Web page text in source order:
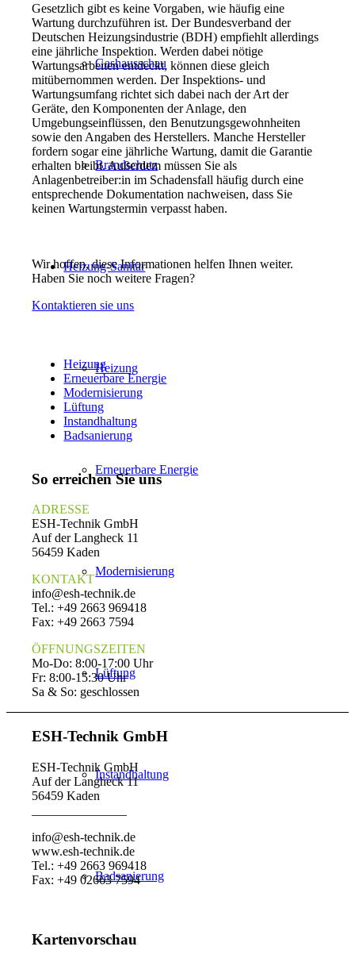
Gashausschau
Brandschutz
Heizung-Sanitär
Heizung
Erneuerbare Energie
Modernisierung
Lüftung
Instandhaltung
Badsanierung
Gesetzlich gibt es keine Vorgaben, wie häufig eine
Wartung durchzuführen ist. Der Bundesverband der
Deutschen Heizungsindustrie (BDH) empfiehlt allerdings
eine jährliche Inspektion. Werden dabei nötige
Wartungsarbeiten entdeckt, können diese gleich
mitübernommen werden. Der Inspektions- und
Wartungsumfang richtet sich dabei nach der Art der
Geräte, den Komponenten der Anlage, den
Umgebungseinflüssen, den Benutzungsgewohnheiten
sowie den Angaben des Herstellers. Manche Hersteller
fordern sogar eine jährliche Wartung, damit die Garantie
erhalten bleibt. Außerdem müssen Sie als
Anlagenbetreiber:in im Schadensfall häufig durch eine
entsprechende Dokumentation nachweisen, dass Sie
keinen Wartungstermin verpasst haben.
Wir hoffen, diese Informationen helfen Ihnen weiter.
Haben Sie noch weitere Fragen?
Kontaktieren sie uns
Heizung
Erneuerbare Energie
Modernisierung
Lüftung
Instandhaltung
Badsanierung
So erreichen Sie uns
ADRESSE
ESH-Technik GmbH
Auf der Langheck 11
56459 Kaden
KONTAKT
info@esh-technik.de
Tel.: +49 2663 969418
Fax: +49 2663 7594
ÖFFNUNGSZEITEN
Mo-Do: 8:00-17:00 Uhr
Fr: 8:00-15:30 Uhr
Sa & So: geschlossen
ESH-Technik GmbH
ESH-Technik GmbH
Auf der Langheck 11
56459 Kaden
info@esh-technik.de
www.esh-technik.de
Tel.: +49 2663 969418
Fax: +49 02663 7594
Kartenvorschau